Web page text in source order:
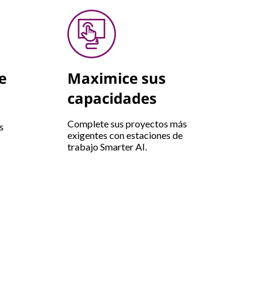
Maximice sus
capacidades
Complete sus proyectos más
exigentes con estaciones de
trabajo Smarter AI.